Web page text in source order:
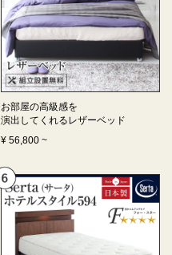
お部屋の高級感を
演出してくれるレザーベッド
¥ 56,800 ~